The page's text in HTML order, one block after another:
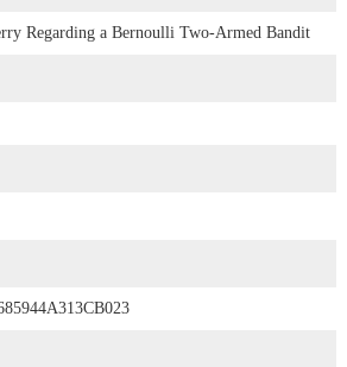
Regarding a Bernoulli Two-Armed Bandit